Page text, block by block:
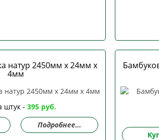
натур 2450мм х 24мм х
4мм
штук -395 руб.
Подробнее...